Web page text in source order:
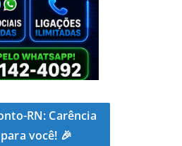
RN: Carência
você! 🎉